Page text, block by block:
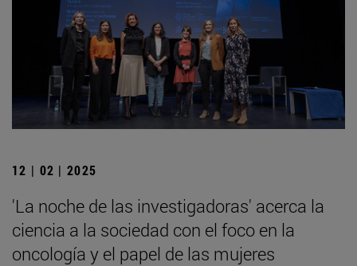
12 | 02 | 2025
'La noche de las investigadoras' acerca la
ciencia a la sociedad con el foco en la
oncología y el papel de las mujeres